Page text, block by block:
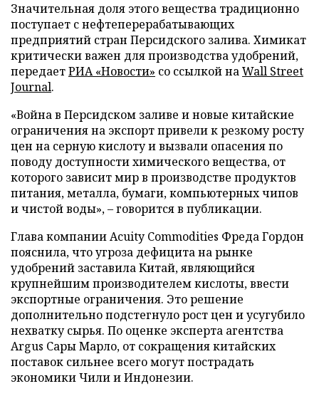
Значительная доля этого вещества традиционно
поступает с нефтеперерабатывающих
предприятий стран Персидского залива. Химикат
критически важен для производства удобрений,
передаетРИА «Новости» со ссылкой наWall Street
Journal.
«Война в Персидском заливе и новые китайские
ограничения на экспорт привели к резкому росту
цен на серную кислоту и вызвали опасения по
поводу доступности химического вещества, от
которого зависит мир в производстве продуктов
питания, металла, бумаги, компьютерных чипов
и чистой воды», – говорится в публикации.
Глава компании Acuity Commodities Фреда Гордон
пояснила, что угроза дефицита на рынке
удобрений заставила Китай, являющийся
крупнейшим производителем кислоты, ввести
экспортные ограничения. Это решение
дополнительно подстегнуло рост цен и усугубило
нехватку сырья. По оценке эксперта агентства
Argus Сары Марло, от сокращения китайских
поставок сильнее всего могут пострадать
экономики Чили и Индонезии.